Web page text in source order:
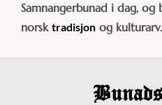
Samnangerbunad i dag,
norsk tradisjon og